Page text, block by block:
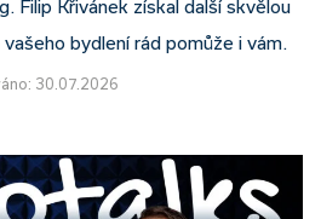
Filip Křivánek získal další skvělou
bydlení rád pomůže i vám.
30.07.2026